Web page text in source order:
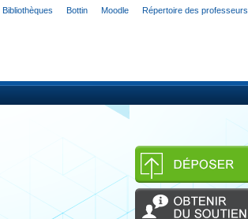
Bibliothèques Bottin Moodle Répertoire des professeurs